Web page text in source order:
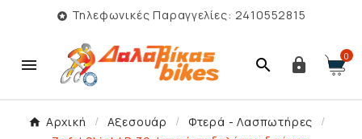
 Τηλεφωνικές Παραγγελίες: 2410552815
   0
Αρχική Αξεσουάρ
Φτερά - Λασπωτήρες